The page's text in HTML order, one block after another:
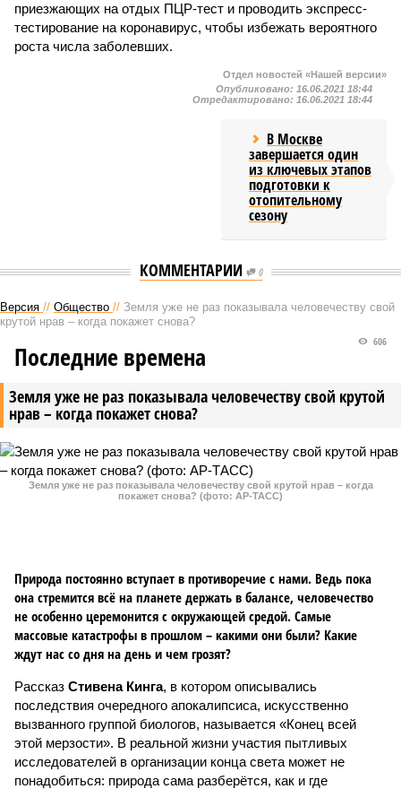
приезжающих на отдых ПЦР-тест и проводить экспресс-
тестирование на коронавирус, чтобы избежать вероятного
роста числа заболевших.
Отдел новостей «Нашей версии»
Опубликовано: 16.06.2021 18:44
Отредактировано: 16.06.2021 18:44
В Москве
завершается один
из ключевых этапов
подготовки к
отопительному
сезону
КОММЕНТАРИИ 0
Версия // Общество // Земля уже не раз показывала человечеству свой
крутой нрав – когда покажет снова?
Земля уже не раз показывала человечеству свой крутой
нрав – когда покажет снова?
606
Последние времена
Земля уже не раз показывала человечеству свой крутой нрав – когда
покажет снова? (фото: АР-ТАСС)
Природа постоянно вступает в противоречие с нами. Ведь пока
она стремится всё на планете держать в балансе, человечество
не особенно церемонится с окружающей средой. Самые
массовые катастрофы в прошлом – какими они были? Какие
ждут нас со дня на день и чем грозят?
Рассказ Стивена Кинга, в котором описывались
последствия очередного апокалипсиса, искусственно
вызванного группой биологов, называется «Конец всей
этой мерзости». В реальной жизни участия пытливых
исследователей в организации конца света может не
понадобиться: природа сама разберётся, как и где